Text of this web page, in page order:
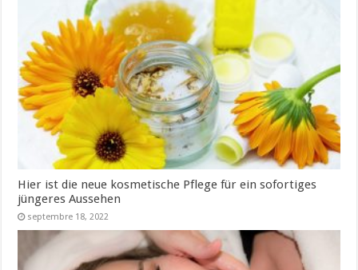
Hier ist die neue kosmetische Pflege für ein sofortiges
jüngeres Aussehen
septembre 18, 2022